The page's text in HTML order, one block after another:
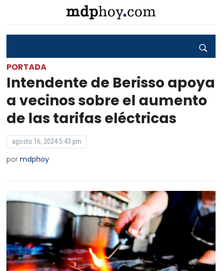
PORTADA
Intendente de Berisso apoya
a vecinos sobre el aumento
de las tarifas eléctricas
agosto 16, 2024 5:43 pm
pormdphoy